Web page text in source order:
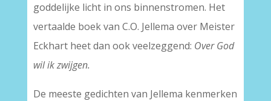
goddelijke licht in ons binnenstromen. Het
vertaalde boek van C.O. Jellema over Meister
Eckhart heet dan ook veelzeggend: Over God
wil ik zwijgen.
De meeste gedichten van Jellema kenmerken